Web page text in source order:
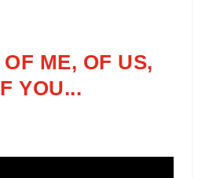
ME, OF US,
YOU...